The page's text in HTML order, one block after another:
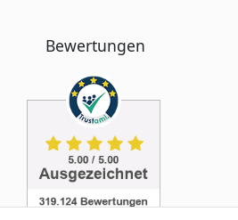
Bewertungen